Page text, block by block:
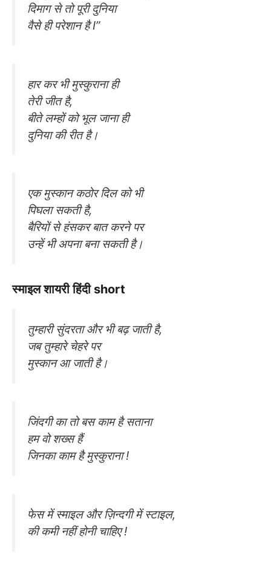
दिमाग से तो पूरी दुनिया
वैसे ही परेशान है I”
हार कर भी मुस्कुराना ही
तेरी जीत है,
बीते लम्हों को भूल जाना ही
दुनिया की रीत है।
एक मुस्कान कठोर दिल को भी
पिघला सकती है,
बैरियों से हंसकर बात करने पर
उन्हें भी अपना बना सकती है।
स्माइल शायरी हिंदी short
तुम्हारी सुंदरता और भी बढ़ जाती है,
जब तुम्हारे चेहरे पर
मुस्कान आ जाती है।
जिंदगी का तो बस काम है सताना
हम वो शख्स हैं
जिनका काम है मुस्कुराना !
फेस में स्माइल और ज़िन्दगी में स्टाइल,
की कमी नहीं होनी चाहिए !